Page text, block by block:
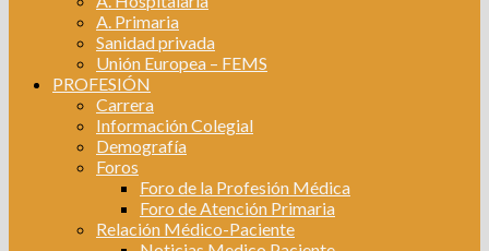
A. Primaria
Sanidad privada
Unión Europea – FEMS
PROFESIÓN
Carrera
Información Colegial
Demografía
Foros
Foro de la Profesión Médica
Foro de Atención Primaria
Relación Médico-Paciente